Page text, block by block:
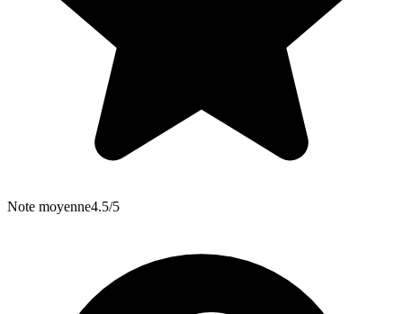
Note moyenne4.5/5